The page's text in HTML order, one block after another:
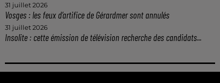
31 juillet 2026
Vosges : les feux d’artifice de Gérardmer sont annulés
31 juillet 2026
Insolite : cette émission de télévision recherche des candidats...